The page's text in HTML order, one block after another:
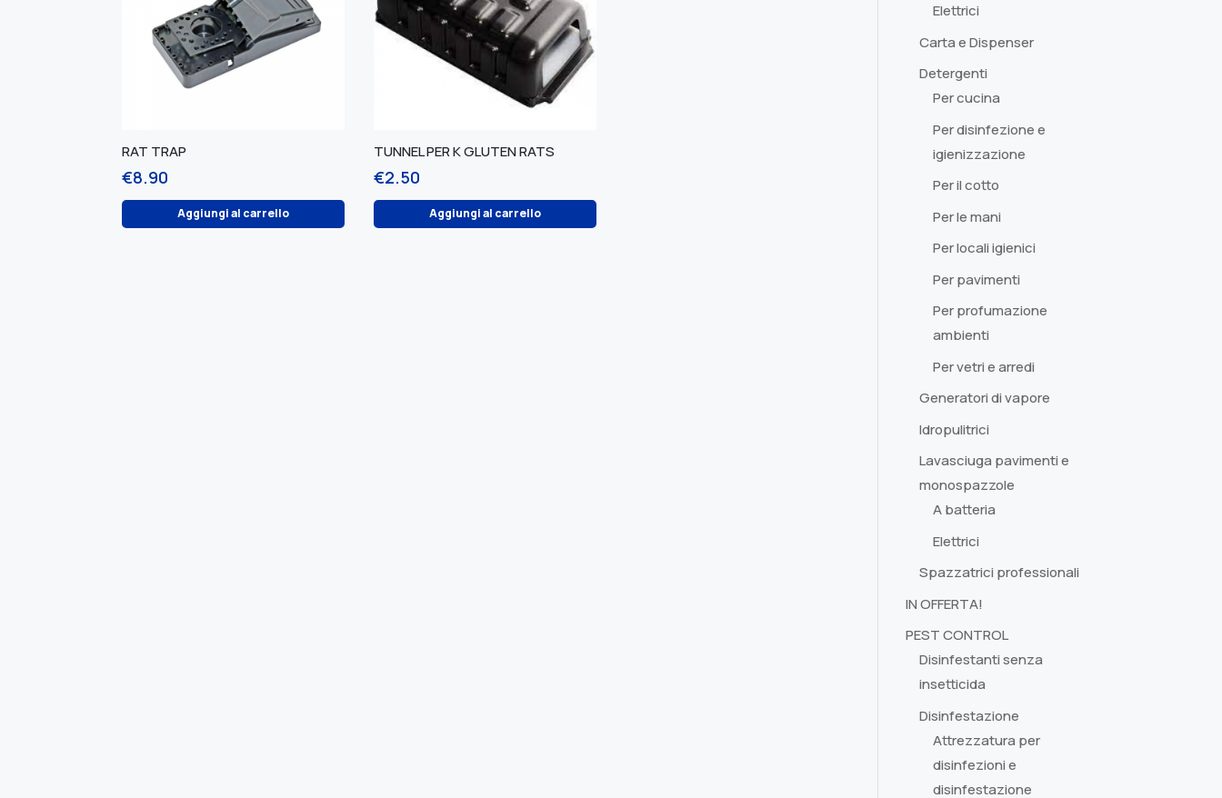
RAT TRAP
€8.90
Aggiungi al carrello
TUNNEL PER K GLUTEN RATS
€2.50
Aggiungi al carrello
Elettrici
Carta e Dispenser
Detergenti
Per cucina
Per disinfezione e
igienizzazione
Per il cotto
Per le mani
Per locali igienici
Per pavimenti
Per profumazione
ambienti
Per vetri e arredi
Generatori di vapore
Idropulitrici
Lavasciuga pavimenti e
monospazzole
A batteria
Elettrici
Spazzatrici professionali
IN OFFERTA!
PEST CONTROL
Disinfestanti senza
insetticida
Disinfestazione
Attrezzatura per
disinfezioni e
disinfestazione